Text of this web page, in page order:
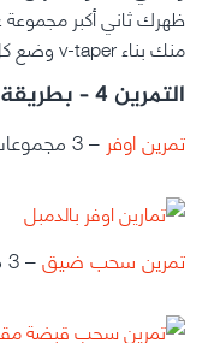
ظهرك ثاني أكبر
منك بناء v-taper وضع كل ما حصلت عليه في كل تمرين.
التمرين 4 – بطريقة تمرين Giant Set
تمرين اوفر – 3 مجموعات 15 ، 12 ، 10 تكرار
تمرين سحب ضيق– 3 مجموعات 15 ، 12 ، 10 تكرار